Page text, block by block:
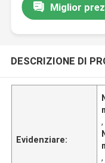
Miglior
DESCRIZIONE DI
Evidenziare:
,
,